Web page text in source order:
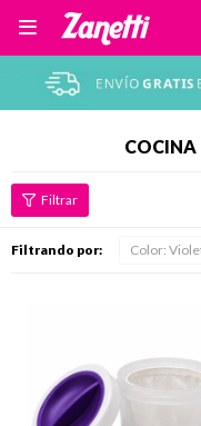

COCINA
Filtrando por: Color: